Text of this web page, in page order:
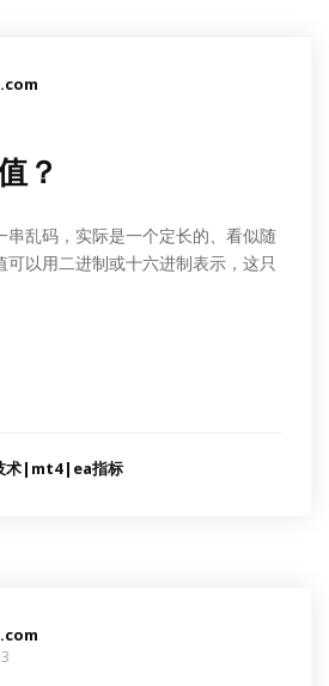
？
串乱码，实际是一个定长的、看似随
以用二进制或十六进制表示，这只
术|mt4|ea指标